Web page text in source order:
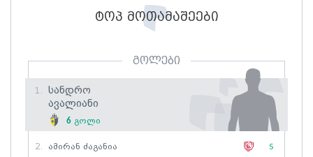
ტოპ მოთამაშეები
გოლები
1.
Სანდრო
Ავალიანი
6 გოლი
2. Ამირან Ძაგანია 5